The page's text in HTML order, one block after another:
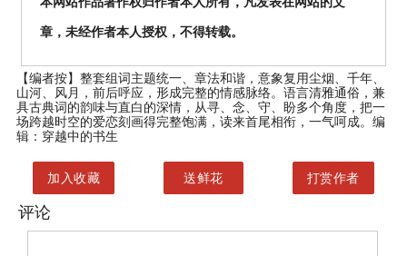
章，未经作者本人授权，不得转载。
【编者按】 整套组词主题统一、章法和谐，意象复用尘烟、千年、
山河、风月，前后呼应，形成完整的情感脉络。语言清雅通俗，兼
具古典词的韵味与直白的深情，从寻、念、守、盼多个角度，把一
场跨越时空的爱恋刻画得完整饱满，读来首尾相衔，一气呵成。编
辑：穿越中的书生
加入收藏 送鲜花 打赏作者
评论